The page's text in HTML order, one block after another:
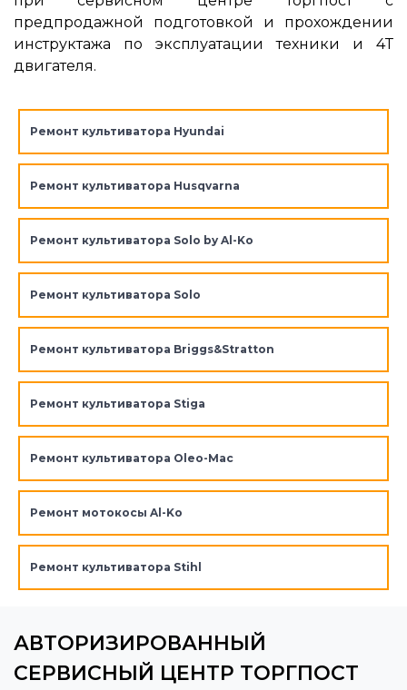
предпродажной подготовкой и прохождении
инструктажа по эксплуатации техники и 4Т
двигателя.
Ремонт культиватора Hyundai
Ремонт культиватора Husqvarna
Ремонт культиватора Solo by Al-Ko
Ремонт культиватора Solo
Ремонт культиватора Briggs&Stratton
Ремонт культиватора Stiga
Ремонт культиватора Oleo-Mac
Ремонт мотокосы Al-Ko
Ремонт культиватора Stihl
АВТОРИЗИРОВАННЫЙ
СЕРВИСНЫЙ ЦЕНТР ТОРГПОСТ